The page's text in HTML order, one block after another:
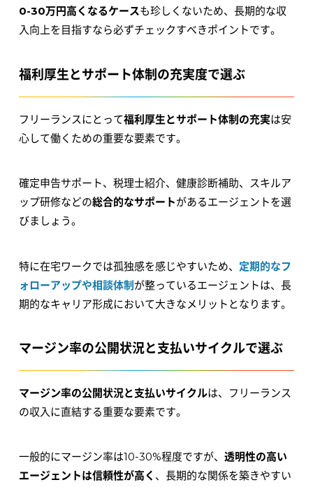
0-30万円高くなるケースも珍しくないため、長期的な収
入向上を目指すなら必ずチェックすべきポイントです。
福利厚生とサポート体制の充実度で選ぶ
フリーランスにとって福利厚生とサポート体制の充実は安
心して働くための重要な要素です。
確定申告サポート、税理士紹介、健康診断補助、スキルア
ップ研修などの総合的なサポートがあるエージェントを選
びましょう。
特に在宅ワークでは孤独感を感じやすいため、 定期的なフ
ォローアップや相談体制が整っているエージェントは、長
期的なキャリア形成において大きなメリットとなります。
マージン率の公開状況と支払いサイクルで選ぶ
マージン率の公開状況と支払いサイクルは、フリーランス
の収入に直結する重要な要素です。
一般的にマージン率は10-30%程度ですが、 透明性の高い
エージェントは信頼性が高く 、長期的な関係を築きやすい